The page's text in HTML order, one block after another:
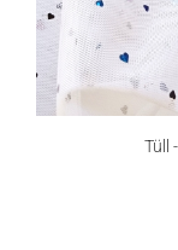
Tüll